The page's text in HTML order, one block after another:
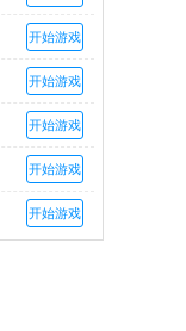
开始游戏
开始游戏
开始游戏
开始游戏
开始游戏